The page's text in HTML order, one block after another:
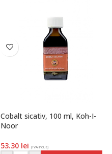
Cobalt sicativ, 100 ml, Koh-I-
Noor
53.30 lei (TVA inclus)